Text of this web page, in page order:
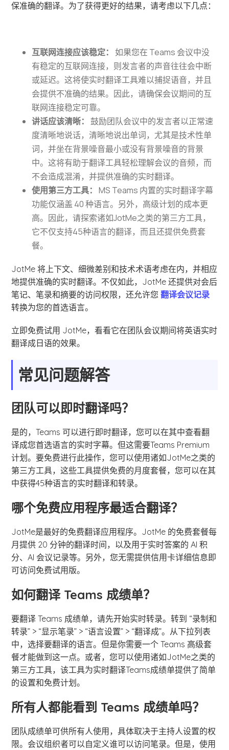
保准确的翻译。为了获得更好的结果，请考虑以下几点：
互联网连接应该稳定：如果您在 Teams 会议中没
有稳定的互联网连接，则发言者的声音往往会中断
或延迟。这将使实时翻译工具难以捕捉语音，并且
会提供不准确的结果。因此，请确保会议期间的互
联网连接稳定可靠。
讲话应该清晰：鼓励团队会议中的发言者以正常速
度清晰地说话，清晰地说出单词，尤其是技术性单
词，并坐在背景噪音最小或没有背景噪音的背景
中。这将有助于翻译工具轻松理解会议的音频，而
不会造成混淆，并提供准确的实时翻译。
使用第三方工具：MS Teams 内置的实时翻译字幕
功能仅涵盖 40 种语言。另外，高级计划的成本更
高。因此，请探索诸如JotMe之类的第三方工具，
它不仅支持45种语言的翻译，而且还提供免费套
餐。
JotMe 将上下文、细微差别和技术术语考虑在内，并相应
地提供准确的实时翻译。不仅如此，JotMe 还提供对会后
笔记、笔录和摘要的访问权限，还允许您翻译会议记录
转换为您的首选语言。
立即免费试用 JotMe，看看它在团队会议期间将英语实时
翻译成日语的效果。
常见问题解答
团队可以即时翻译吗？
是的，Teams 可以进行即时翻译，您可以在其中查看翻
译成您首选语言的实时字幕。但这需要Teams Premium
计划。要免费进行此操作，您可以使用诸如JotMe之类的
第三方工具，这些工具提供免费的月度套餐，您可以在其
中获得45种语言的实时翻译和转录。
哪个免费应用程序最适合翻译？
JotMe是最好的免费翻译应用程序。JotMe 的免费套餐每
月提供 20 分钟的翻译时间，以及用于实时答案的 AI 积
分、AI 会议记录等。另外，您无需提供信用卡详细信息即
可访问免费试用版。
如何翻译 Teams 成绩单？
要翻译 Teams 成绩单，请先开始实时转录。转到 “录制和
转录” > “显示笔录” > “语言设置” > “翻译成”。从下拉列表
中，选择要翻译的语言。但是你需要一个 Teams 高级套
餐才能做到这一点。或者，您可以使用诸如JotMe之类的
第三方工具，该工具为实时翻译Teams成绩单提供了简单
的设置和免费计划。
所有人都能看到 Teams 成绩单吗？
团队成绩单可供所有人使用，具体取决于主持人设置的权
限。会议组织者可以自定义谁可以访问笔录。但是，使用